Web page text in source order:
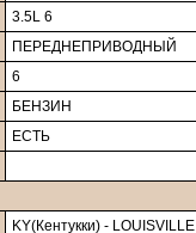
3.5L 6
ПЕРЕДНЕПРИВОДНЫЙ
6
БЕНЗИН
ЕСТЬ
KY(Кентукки) - LOUISVILLE